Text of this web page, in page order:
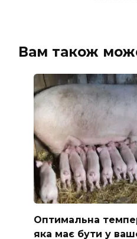
Вам також
Оптимальна
яка має бути у